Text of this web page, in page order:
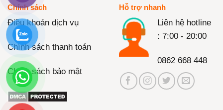
Chính sách
Điều khoản dịch vụ
Chính sách thanh toán
Chính sách bảo mật
Hỗ trợ nhanh
Liên hệ hotline
: 7:00 - 20:00
0862 668 448